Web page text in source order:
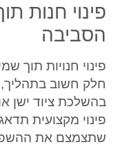
פינוי חנות
הסביבה
פינוי חנויות תוך
חלק חשוב
בהשלכת ציוד ישן
פינוי מקצועית
שתצמצם את